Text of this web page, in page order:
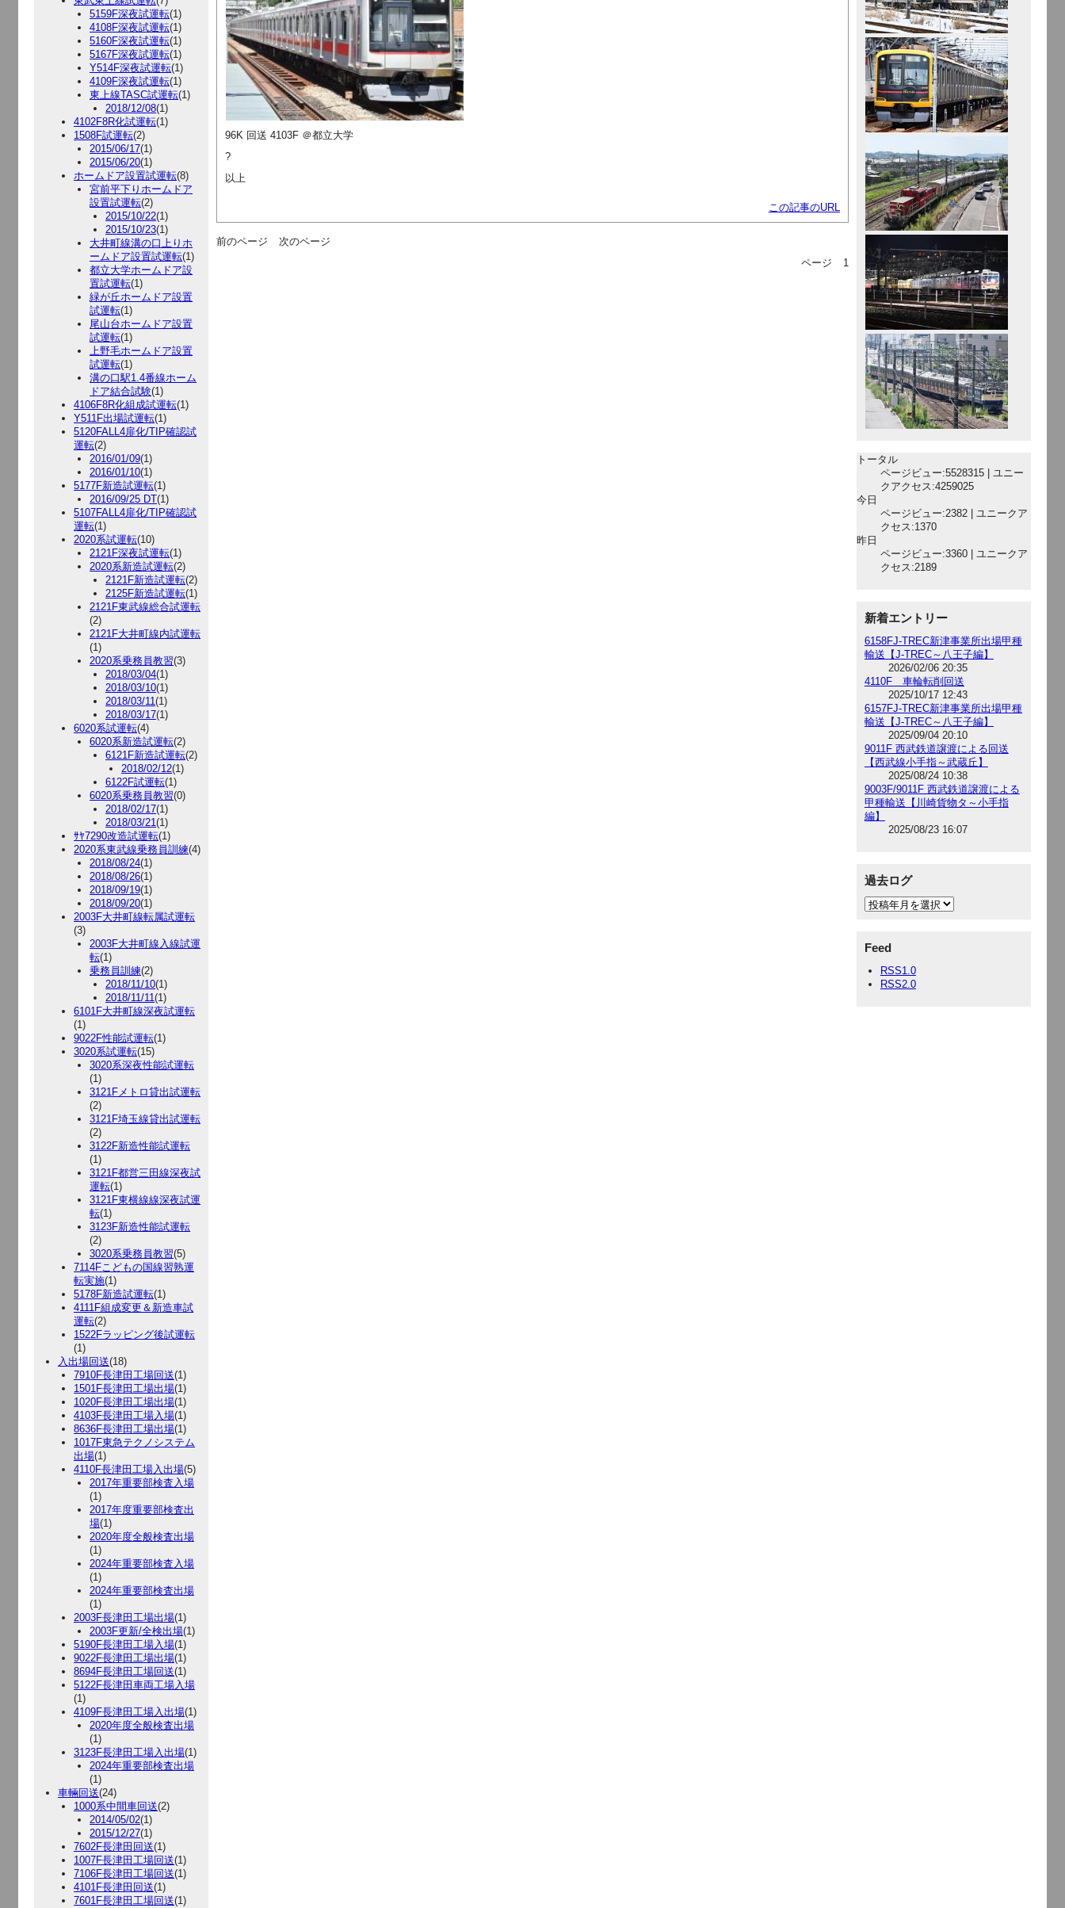
5159F深夜試運転(1)
4108F深夜試運転(1)
5160F深夜試運転(1)
5167F深夜試運転(1)
Y514F深夜試運転(1)
4109F深夜試運転(1)
東上線TASC試運転(1)
2018/12/08(1)
4102F8R化試運転(1)
1508F試運転(2)
2015/06/17(1)
2015/06/20(1)
ホームドア設置試運転(8)
宮前平下りホームドア
設置試運転(2)
2015/10/22(1)
2015/10/23(1)
大井町線溝の口上りホ
ームドア設置試運転(1)
都立大学ホームドア設
置試運転(1)
緑が丘ホームドア設置
試運転(1)
尾山台ホームドア設置
試運転(1)
上野毛ホームドア設置
試運転(1)
溝の口駅1.4番線ホーム
ドア結合試験(1)
4106F8R化組成試運転(1)
Y511F出場試運転(1)
5120FALL4扉化/TIP確認試
運転(2)
2016/01/09(1)
2016/01/10(1)
5177F新造試運転(1)
2016/09/25 DT(1)
5107FALL4扉化/TIP確認試
運転(1)
2020系試運転(10)
2121F深夜試運転(1)
2020系新造試運転(2)
2121F新造試運転(2)
2125F新造試運転(1)
2121F東武線総合試運転
(2)
2121F大井町線内試運転
(1)
2020系乗務員教習(3)
2018/03/04(1)
2018/03/10(1)
2018/03/11(1)
2018/03/17(1)
6020系試運転(4)
6020系新造試運転(2)
6121F新造試運転(2)
2018/02/12(1)
6122F試運転(1)
6020系乗務員教習(0)
2018/02/17(1)
2018/03/21(1)
ｻﾔ7290改造試運転(1)
2020系東武線乗務員訓練(4)
2018/08/24(1)
2018/08/26(1)
2018/09/19(1)
2018/09/20(1)
2003F大井町線転属試運転
(3)
2003F大井町線入線試運
転(1)
乗務員訓練(2)
2018/11/10(1)
2018/11/11(1)
6101F大井町線深夜試運転
(1)
9022F性能試運転(1)
3020系試運転(15)
3020系深夜性能試運転
(1)
3121Fメトロ貸出試運転
(2)
3121F埼玉線貸出試運転
(2)
3122F新造性能試運転
(1)
3121F都営三田線深夜試
運転(1)
3121F東横線線深夜試運
転(1)
3123F新造性能試運転
(2)
3020系乗務員教習(5)
7114Fこどもの国線習熟運
転実施(1)
5178F新造試運転(1)
4111F組成変更＆新造車試
運転(2)
1522Fラッピング後試運転
(1)
入出場回送(18)
7910F長津田工場回送(1)
1501F長津田工場出場(1)
1020F長津田工場出場(1)
4103F長津田工場入場(1)
8636F長津田工場出場(1)
1017F東急テクノシステム
出場(1)
4110F長津田工場入出場(5)
2017年重要部検査入場
(1)
2017年度重要部検査出
場(1)
2020年度全般検査出場
(1)
2024年重要部検査入場
(1)
2024年重要部検査出場
(1)
2003F長津田工場出場(1)
2003F更新/全検出場(1)
5190F長津田工場入場(1)
9022F長津田工場出場(1)
8694F長津田工場回送(1)
5122F長津田車両工場入場
(1)
4109F長津田工場入出場(1)
2020年度全般検査出場
(1)
3123F長津田工場入出場(1)
2024年重要部検査出場
(1)
車輛回送(24)
1000系中間車回送(2)
2014/05/02(1)
2015/12/27(1)
7602F長津田回送(1)
1007F長津田工場回送(1)
7106F長津田工場回送(1)
4101F長津田回送(1)
7601F長津田工場回送(1)
トータル
ページビュー:5528315 | ユニー
クアクセス:4259025
今日
ページビュー:2382 | ユニークア
クセス:1370
昨日
ページビュー:3360 | ユニークア
クセス:2189
新着エントリー
6158FJ-TREC新津事業所出場甲種
輸送【J-TREC～八王子編】
2026/02/06 20:35
4110F 車輪転削回送
2025/10/17 12:43
6157FJ-TREC新津事業所出場甲種
輸送【J-TREC～八王子編】
2025/09/04 20:10
9011F 西武鉄道譲渡による回送
【西武線小手指～武蔵丘】
2025/08/24 10:38
9003F/9011F 西武鉄道譲渡による
甲種輸送【川崎貨物タ～小手指
編】
2025/08/23 16:07
過去ログ
Feed
RSS1.0
RSS2.0
96K 回送 4103F ＠都立大学
?
以上
この記事のURL
前のページ
次のページ
ページ
1